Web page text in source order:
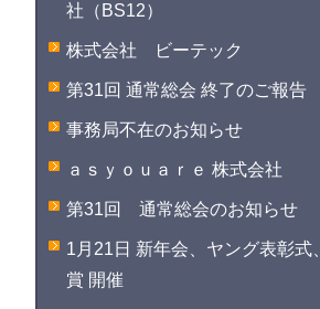
社（BS12）
株式会社 ビーテック
第31回 通常総会 終了のご報告
事務局不在のお知らせ
ａｓｙｏｕａｒｅ 株式会社
第31回 通常総会のお知らせ
1月21日 新年会、ヤング表彰式
賞 開催